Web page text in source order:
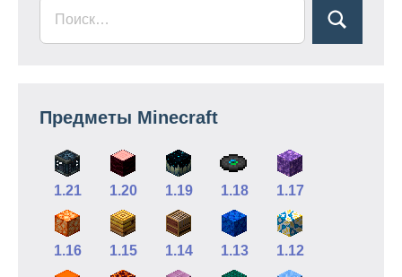
Предметы Minecraft
1.21 1.20 1.19 1.18 1.17
1.16 1.15 1.14 1.13 1.12